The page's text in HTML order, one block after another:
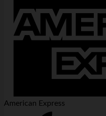
American Express